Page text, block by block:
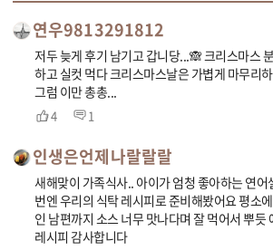
연우9813291812
저두 늦게 후기 남기고 갑니당...🙈 크리스마스
하고 실컷 먹다 크리스마스날은 가볍게 마무리
그럼 이만 총총...
4 1
인생은언제나랄랄랄
새해맞이 가족식사.. 아이가 엄청 좋아하는 연어
번엔 우리의 식탁 레시피로 준비해봤어요 평소
인 남편까지 소스 너무 맛나다며 잘 먹어서 뿌듯
레시피 감사합니다